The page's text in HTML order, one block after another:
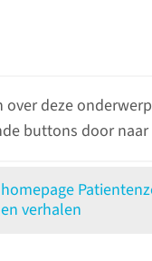
over deze
buttons door
verhalen